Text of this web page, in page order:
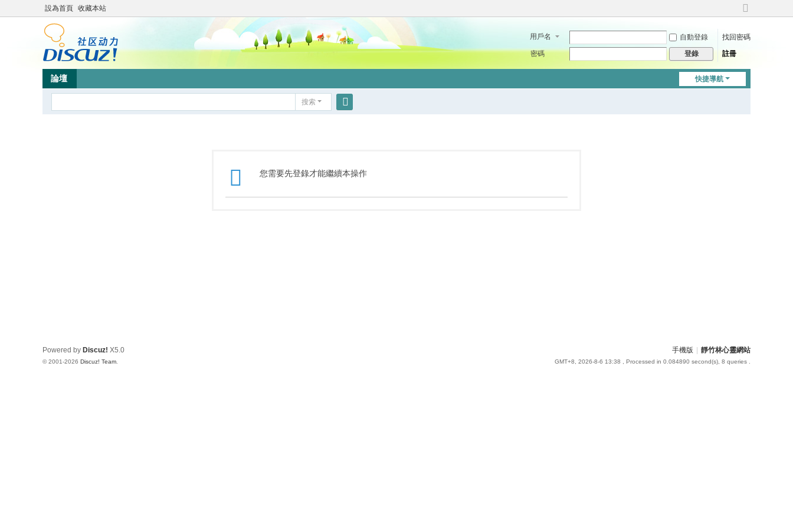
設為首頁 收藏本站
切
到
用戶名 自動登錄
找回密碼
密碼
登錄 註冊
快捷導航
論壇
搜索
您需要先登錄才能繼續本操作
手機版 靜竹林心靈網站
GMT+8, 2026-8-6 13:38 , Processed in 0.084890 second(s), 8 queries .
Powered by Discuz! X5.0
© 2001-2026 Discuz! Team